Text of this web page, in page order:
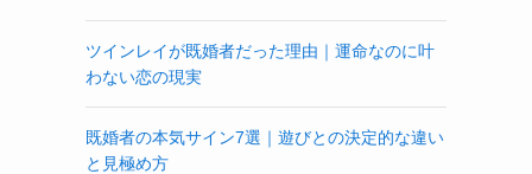
ツインレイが既婚者だった理由｜運命なのに叶
わない恋の現実
既婚者の本気サイン7選｜遊びとの決定的な違い
と見極め方